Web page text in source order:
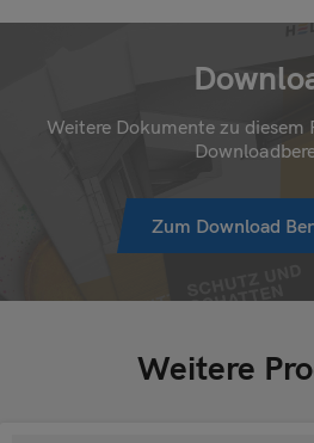
Weitere Dokumente zu diesem
Zum Download
Weitere